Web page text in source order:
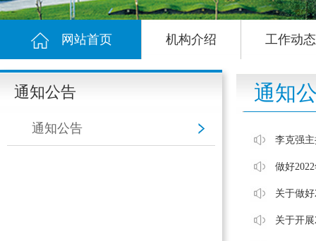
网站首页 机构介绍 工作动态
通知公告
通知公告
通知
李克强
做好
关于做
关于开